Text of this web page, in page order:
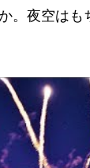
。夜空はも